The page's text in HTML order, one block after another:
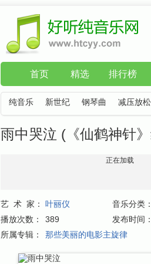
首页 精选 排行榜
纯音乐 新世纪 钢琴曲 减压放松
雨中哭泣 (《仙鹤神针
正在加载
艺 术 家： 叶丽仪
音乐分类
播放次数：
389
发布时间
所属专辑：
那些美丽的电影主旋律